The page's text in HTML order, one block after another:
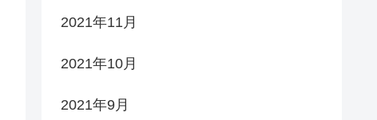
2021年11月
2021年10月
2021年9月